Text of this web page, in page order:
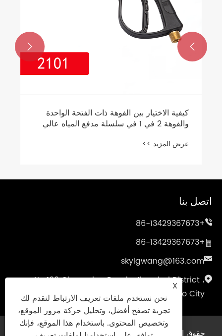
كيفية الاختيار بين الفوهة ذات الفتحة الواحدة
والفوهة 2 في 1 في سلسلة مدفع المياه عالي
عرض المزيد >>


اتصل بنا
+86-13429367673
+86-13429367673
skylgwang@163.com
No.199 Changxing Road ، Jiangbei District ،
Ningbo City ، مقاطعة تشجيانغ ، الصين
X
نحن نستخدم ملفات تعريف الارتباط لنقدم لك
تجربة تصفح أفضل، وتحليل حركة مرور الموقع،
وتخصيص المحتوى. باستخدام هذا الموقع، فإنك